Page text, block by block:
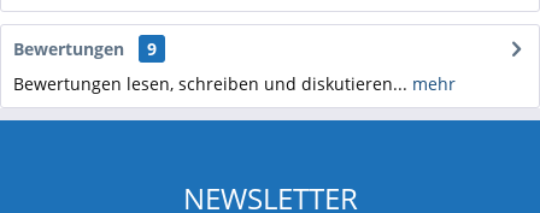
Bewertungen
9
Bewertungen lesen, schreiben und diskutieren... mehr
NEWSLETTER